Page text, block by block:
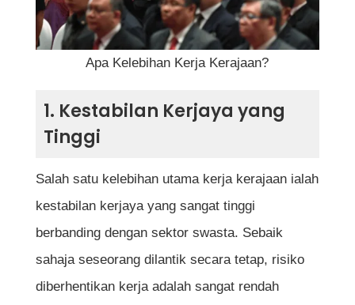
Terancang
6. Cuti Tahunan dan Cuti Khas yang Lebih
Banyak
7. Pinjaman Kerajaan yang Rendah Faedah
8. Peluang Melanjutkan Pelajaran
9. Sumbangan kepada Negara dan
Masyarakat
10. Perlindungan Undang-Undang dan
Kesatuan Sekerja
Apa Kelebihan Kerja Kerajaan?
1. Kestabilan Kerjaya yang
Tinggi
Salah satu kelebihan utama kerja kerajaan ialah
kestabilan kerjaya yang sangat tinggi
berbanding dengan sektor swasta. Sebaik
sahaja seseorang dilantik secara tetap, risiko
diberhentikan kerja adalah sangat rendah